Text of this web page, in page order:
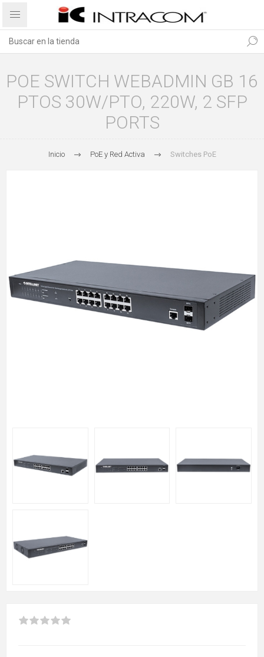
POE SWITCH WEBADMIN GB 16
PTOS 30W/PTO, 220W, 2 SFP
PORTS
Inicio PoE y Red Activa Switches PoE